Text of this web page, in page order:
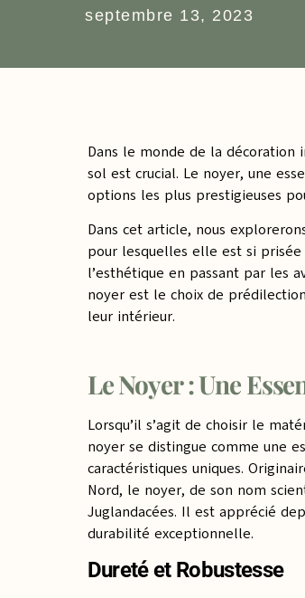
septembre 13, 2023
Dans le monde de la
sol est crucial. Le noyer, une
options les plus prestigieuses
Dans cet article, nous
pour lesquelles elle est si
l’esthétique en passant par les
noyer est le choix de
leur intérieur.
Le Noyer : Une
Lorsqu’il s’agit de choisir le
noyer se distingue comme une
caractéristiques uniques.
Nord, le noyer, de son nom
Juglandacées. Il est apprécié
durabilité exceptionnelle.
Dureté et Robustesse